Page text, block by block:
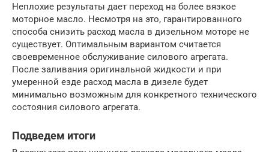
Неплохие результаты дает переход на более вязкое
моторное масло. Несмотря на это, гарантированного
способа снизить расход масла в дизельном моторе не
существует. Оптимальным вариантом считается
своевременное обслуживание силового агрегата.
После заливания оригинальной жидкости и при
умеренной езде расход масла в дизеле будет
минимально возможным для конкретного технического
состояния силового агрегата.
Подведем итоги